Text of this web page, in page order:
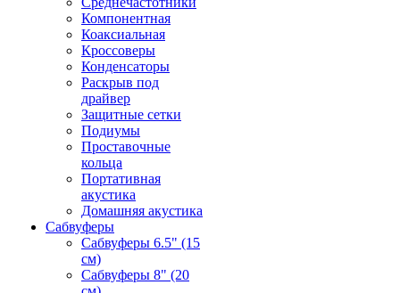
Компонентная
Коаксиальная
Кроссоверы
Конденсаторы
Раскрыв под
драйвер
Защитные сетки
Подиумы
Проставочные
кольца
Портативная
акустика
Домашняя акустика
Сабвуферы
Сабвуферы 6.5" (15
см)
Сабвуферы 8" (20